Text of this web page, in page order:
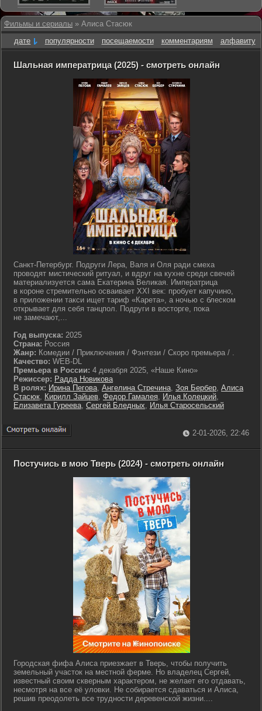
Фильмы и сериалы » Алиса Стасюк
дате
популярности посещаемости комментариям алфавиту
Шальная императрица (2025) - смотреть онлайн
Санкт-Петербург. Подруги Лера, Валя и Оля ради смеха
проводят мистический ритуал, и вдруг на кухне среди свечей
материализуется сама Екатерина Великая. Императрица
в короне стремительно осваивает XXI век: пробует капучино,
в приложении такси ищет тариф «Карета», а ночью с блеском
открывает для себя танцпол. Подруги в восторге, пока
не замечают,...
Год выпуска: 2025
Страна: Россия
Жанр: Комедии / Приключения / Фэнтези / Скоро премьера / .
Качество: WEB-DL
Премьера в России: 4 декабря 2025, «Наше Кино»
Режиссер: Радда Новикова
В ролях: Ирина Пегова, Ангелина Стречина, Зоя Бербер, Алиса
Стасюк, Кирилл Зайцев, Федор Гамалея, Илья Колецкий,
Елизавета Гуреева, Сергей Бледных, Илья Старосельский
2-01-2026, 22:46
Постучись в мою Тверь (2024) - смотреть онлайн
Городская фифа Алиса приезжает в Тверь, чтобы получить
земельный участок на местной ферме. Но владелец Сергей,
известный своим скверным характером, не желает его отдавать,
несмотря на все её уловки. Не собирается сдаваться и Алиса,
решив преодолеть все трудности деревенской жизни....